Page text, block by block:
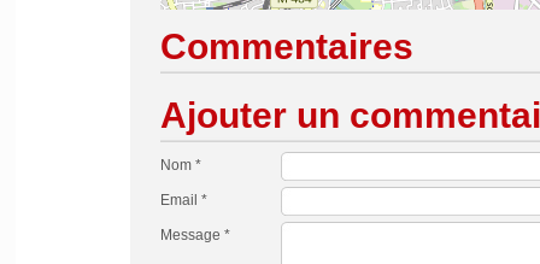
Commentaires
Ajouter un
Nom *
Email *
Message *